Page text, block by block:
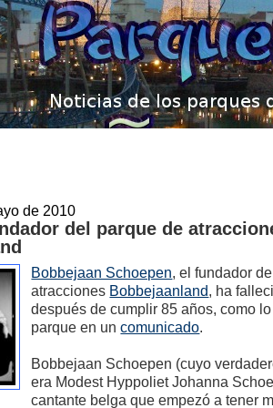
de 2010
del parque de
Bobbejaan Schoepen, el fundador
atracciones Bobbejaanland, ha
después de cumplir 85 años, como
parque en uncomunicado.
Bobbejaan Schoepen (cuyo
era Modest Hyppoliet Johanna
cantante belga que empezó a tener